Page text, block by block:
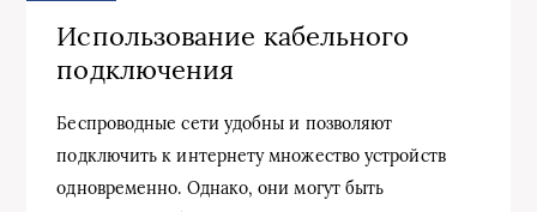
Использование кабельного
подключения
Беспроводные сети удобны и позволяют
подключить к интернету множество устройств
одновременно. Однако, они могут быть